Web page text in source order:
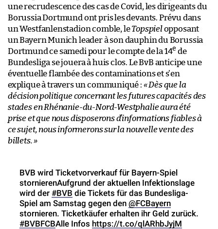
une recrudescence des cas de Covid, les dirigeants du
Borussia Dortmund ont pris les devants. Prévu dans
un Westfanlenstadion comble, leTopspielopposant
un Bayern Munich leader à son dauphin du Borussia
Dortmund ce samedi pour le compte de la 14e de
Bundesliga se jouera à huis clos. Le BvB anticipe une
éventuelle flambée des contaminations et s’en
explique à travers un communiqué : « Dès que la
décision politique concernant les futures capacités des
stades en Rhénanie-du-Nord-Westphalie aura été
prise et que nous disposerons d’informations fiables à
ce sujet, nous informerons sur la nouvelle vente des
billets. »
BVB wird Ticketvorverkauf für Bayern-Spiel
stornierenAufgrund der aktuellen Infektionslage
wird der #BVB die Tickets für das Bundesliga-
Spiel am Samstag gegen den @FCBayern
stornieren. Ticketkäufer erhalten ihr Geld zurück.
#BVBFCBAlle Infos https://t.co/qlARhbJyjM